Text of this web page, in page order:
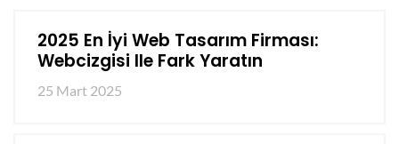
2025 En İyi Web Tasarım Firması:
Webcizgisi Ile Fark Yaratın
25 Mart 2025